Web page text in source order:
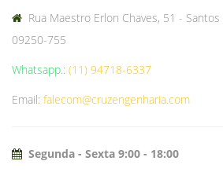
Rua Maestro Erlon Chaves, 51 - Santos
09250-755
Whatsapp.: (11) 94718-6337
Email: falecom@cruzengenharia.com
Segunda - Sexta 9:00 - 18:00